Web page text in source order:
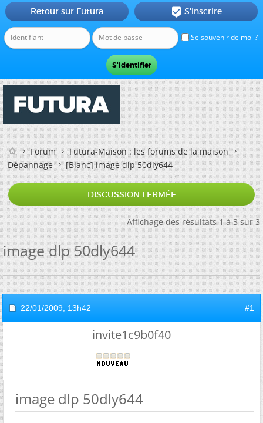
Se souvenir de moi ?
Retour sur Futura  S'inscrire
Forum
Futura-Maison : les forums de la maison
Dépannage
[Blanc]image dlp 50dly644
DISCUSSION FERMÉE
Affichage des résultats 1 à 3 sur 3
image dlp 50dly644
22/01/2009, 13h42 #1
invite1c9b0f40
image dlp 50dly644